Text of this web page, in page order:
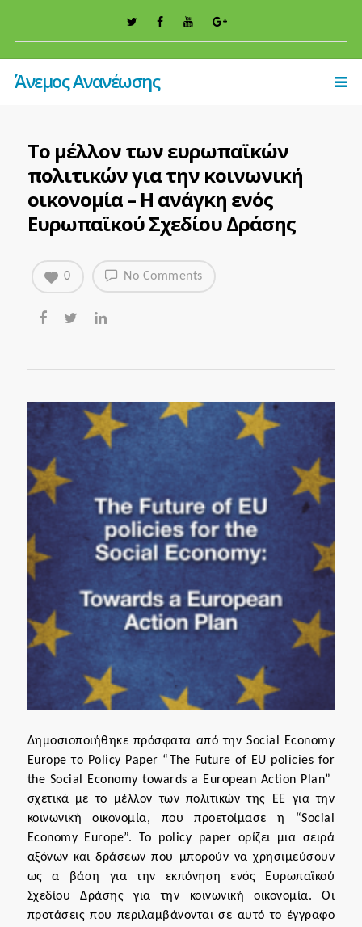
Άνεμος Ανανέωσης
Το μέλλον των ευρωπαϊκών
πολιτικών για την κοινωνική
οικονομία – Η ανάγκη ενός
Ευρωπαϊκού Σχεδίου Δράσης
No Comments
0
Δημοσιοποιήθηκε πρόσφατα από την Social Economy
Europe το Policy Paper “ The Future of EU policies for
the Social Economy towards a European Action Plan”
σχετικά με το μέλλον των πολιτικών της ΕΕ για την
κοινωνική οικονομία, που προετοίμασε η “Social
Economy Europe”. To policy paper ορίζει μια σειρά
αξόνων και δράσεων που μπορούν να χρησιμεύσουν
ως α βάση για την εκπόνηση ενός Ευρωπαϊκού
Σχεδίου Δράσης για την κοινωνική οικονομία. Οι
προτάσεις που περιλαμβάνονται σε αυτό το έγγραφο